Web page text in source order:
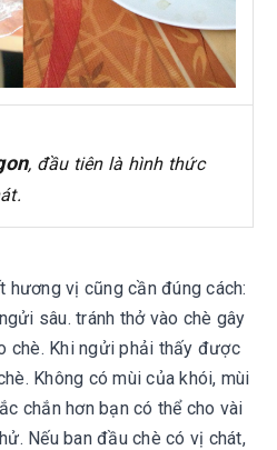
, đầu tiên là hình thức
hương vị cũng cần đúng cách:
sâu. tránh thở vào chè gây
chè. Khi ngửi phải thấy được
Không có mùi của khói, mùi
chắn hơn bạn có thể cho vài
Nếu ban đầu chè có vị chát,